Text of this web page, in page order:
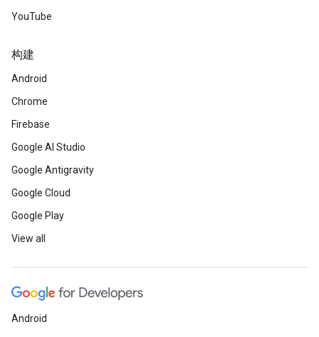
YouTube
构建
Android
Chrome
Firebase
Google AI Studio
Google Antigravity
Google Cloud
Google Play
View all
Android